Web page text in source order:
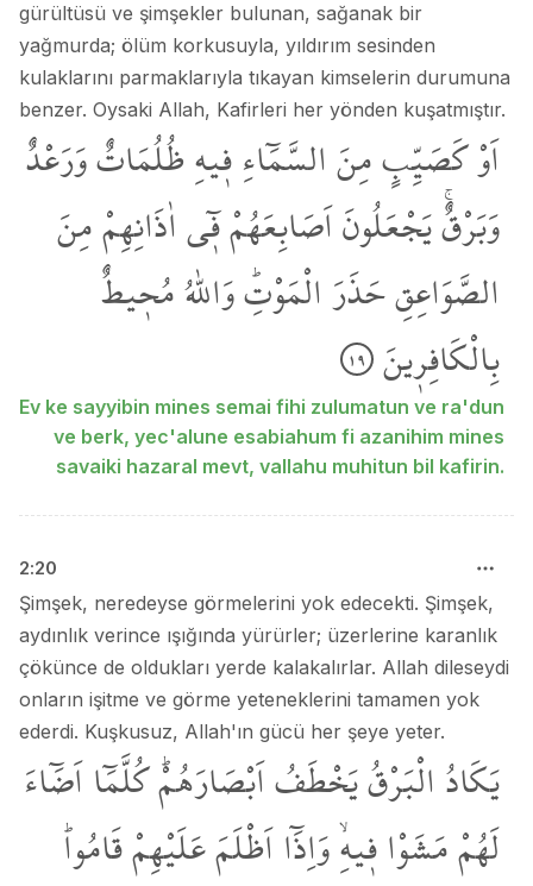
gürültüsü ve şimşekler bulunan, sağanak bir
yağmurda; ölüm korkusuyla, yıldırım sesinden
kulaklarını parmaklarıyla tıkayan kimselerin durumuna
benzer. Oysaki Allah, Kafirleri her yönden kuşatmıştır.
اَوْكَصَيِّبٍمِنَالسَّمَٓاءِف۪يهِظُلُمَاتٌوَرَعْدٌ
وَبَرْقٌۚيَجْعَلُونَاَصَابِعَهُمْف۪ٓياٰذَانِهِمْمِنَ
الصَّوَاعِقِحَذَرَالْمَوْتِۜوَاللّٰهُمُح۪يطٌ
بِالْكَافِر۪ينَ ١٩
Ev ke sayyibin mines semai fihi zulumatun ve ra'dun
ve berk, yec'alune esabiahum fi azanihim mines
savaiki hazaral mevt, vallahu muhitun bil kafirin.
2:20
Şimşek, neredeyse görmelerini yok edecekti. Şimşek,
aydınlık verince ışığında yürürler; üzerlerine karanlık
çökünce de oldukları yerde kalakalırlar. Allah dileseydi
onların işitme ve görme yeteneklerini tamamen yok
ederdi. Kuşkusuz, Allah'ın gücü her şeye yeter.
يَكَادُالْبَرْقُيَخْطَفُاَبْصَارَهُمْۜكُلَّمَٓااَضَٓاءَ
لَهُمْمَشَوْاف۪يهِۙوَاِذَٓااَظْلَمَعَلَيْهِمْقَامُواۜ